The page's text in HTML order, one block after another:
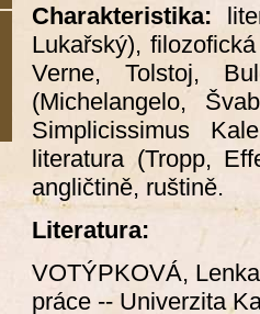
Charakteristika:
Lukařský),
Verne, Tolstoj,
(Michelangelo,
Simplicissimus
literatura (Tropp,
angličtině, ruštině.
Literatura:
VOTÝPKOVÁ,
práce -- Univerzita